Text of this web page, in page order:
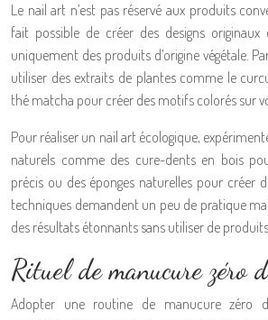
Le nail art n’est pas réservé aux produits
fait possible de créer des designs
uniquement des produits d’origine végétale.
utiliser des extraits de plantes comme le
thé matcha pour créer des motifs colorés sur
Pour réaliser un nail art écologique,
naturels comme des cure-dents en bois
précis ou des éponges naturelles pour créer
techniques demandent un peu de pratique
des résultats étonnants sans utiliser de
Rituel de manucure zéro
Adopter une routine de manucure zéro